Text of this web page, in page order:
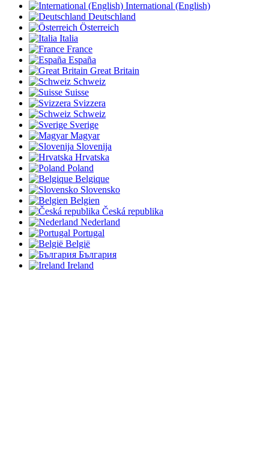
International (English)
Deutschland
Österreich
Italia
France
España
Great Britain
Schweiz
Suisse
Svizzera
Schweiz
Sverige
Magyar
Slovenija
Hrvatska
Poland
Belgique
Slovensko
Belgien
Česká republika
Nederland
Portugal
België
България
Ireland